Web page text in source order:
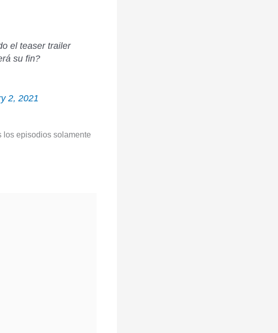
el teaser trailer
su fin?
2, 2021
los episodios solamente